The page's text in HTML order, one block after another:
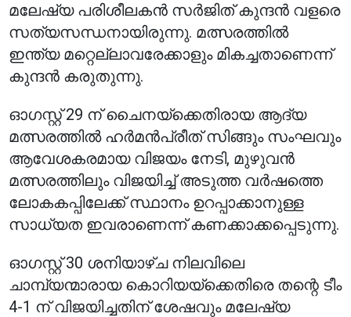
മലേഷ്യ പരിശീലകൻ സർജിത് കുന്ദൻ വളരെ
സത്യസന്ധനായിരുന്നു. മത്സരത്തിൽ
ഇന്ത്യ മറ്റെല്ലാവരേക്കാളും മികച്ചതാണെന്ന്
കുന്ദൻ കരുതുന്നു.
ഓഗസ്റ്റ് 29 ന് ചൈനയ്‌ക്കെതിരായ ആദ്യ
മത്സരത്തിൽ ഹർമൻപ്രീത് സിങ്ങും സംഘവും
ആവേശകരമായ വിജയം നേടി, മുഴുവൻ
മത്സരത്തിലും വിജയിച്ച് അടുത്ത വർഷത്തെ
ലോകകപ്പിലേക്ക് സ്ഥാനം ഉറപ്പാക്കാനുള്ള
സാധ്യത ഇവരാണെന്ന് കണക്കാക്കപ്പെടുന്നു.
ഓഗസ്റ്റ് 30 ശനിയാഴ്ച നിലവിലെ
ചാമ്പ്യന്മാരായ കൊറിയയ്‌ക്കെതിരെ തന്റെ ടീം
4-1 ന് വിജയിച്ചതിന് ശേഷവും മലേഷ്യ